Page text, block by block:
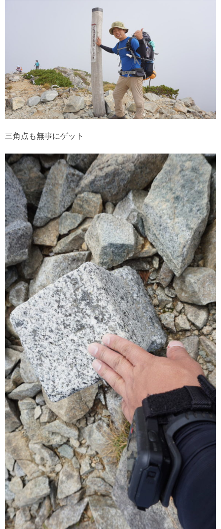
三角点も無事にゲット